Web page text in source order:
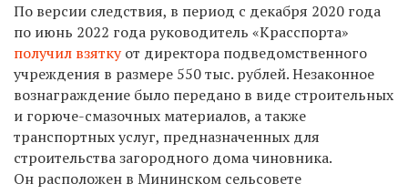
По версии следствия, в период с декабря 2020 года
по июнь 2022 года руководитель «Красспорта»
получил взяткуот директора подведомственного
учреждения в размере 550 тыс. рублей. Незаконное
вознаграждение было передано в виде строительных
и горюче-смазочных материалов, а также
транспортных услуг, предназначенных для
строительства загородного дома чиновника.
Он расположен в Мининском сельсовете